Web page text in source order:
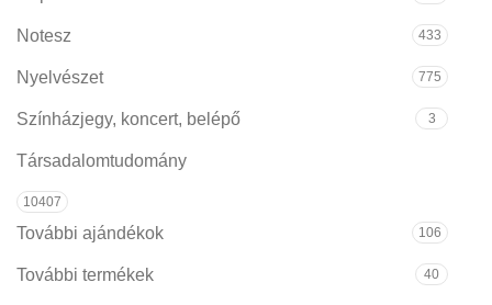
Notesz 433
Nyelvészet 775
Színházjegy, koncert, belépő 3
Társadalomtudomány
10407
További ajándékok 106
További termékek 40